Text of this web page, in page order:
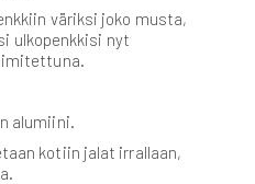
väriksi joko musta,
ulkopenkkisi nyt
alumiini.
kotiin jalat irrallaan,